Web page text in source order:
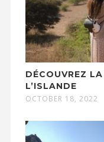
DÉCOUVREZ
L’ISLANDE
OCTOBER 18, 2022